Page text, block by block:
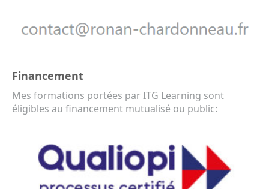
Financement
Mes formations portées par ITG Learning sont
éligibles au financement mutualisé ou public: